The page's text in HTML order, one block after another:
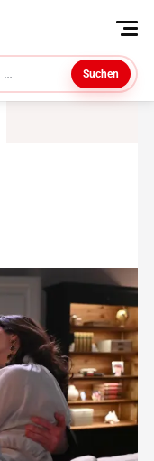
Suchen